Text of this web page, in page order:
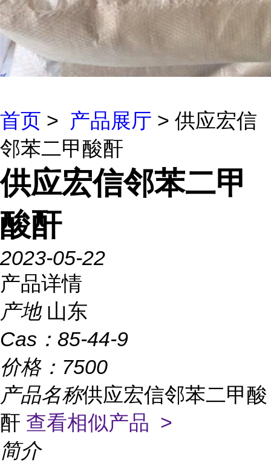
首页 > 产品展厅 > 供应宏信
邻苯二甲酸酐
供应宏信邻苯二甲
酸酐
2023-05-22
产品详情
产地 山东
Cas： 85-44-9
价格： 7500
产品名称供应宏信邻苯二甲酸
酐 查看相似产品 >
简介